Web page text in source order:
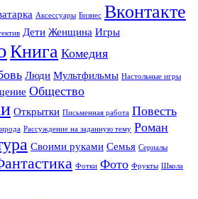
Аксессуары Бизнес Вконтакте
Дети Женщина Игры
Книга Комедия
Люди Мультфильмы Настольные игры
Общество
Открытки Письменная работа Повесть
Рассуждение на заданную тему Роман
Своими руками Семья Сериалы
Фотки Фото Фрукты Школа